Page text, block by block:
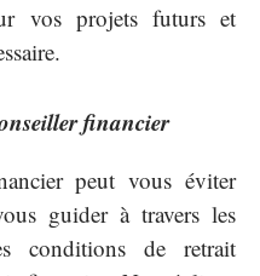
vos projets futurs et
financier
peut vous éviter
guider à travers les
conditions de retrait